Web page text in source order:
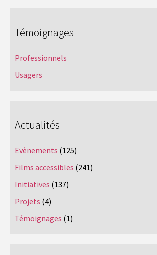
pages
Témoignages
Professionnels
Usagers
Actualités
Evènements (125)
Films accessibles (241)
Initiatives (137)
Projets (4)
Témoignages (1)